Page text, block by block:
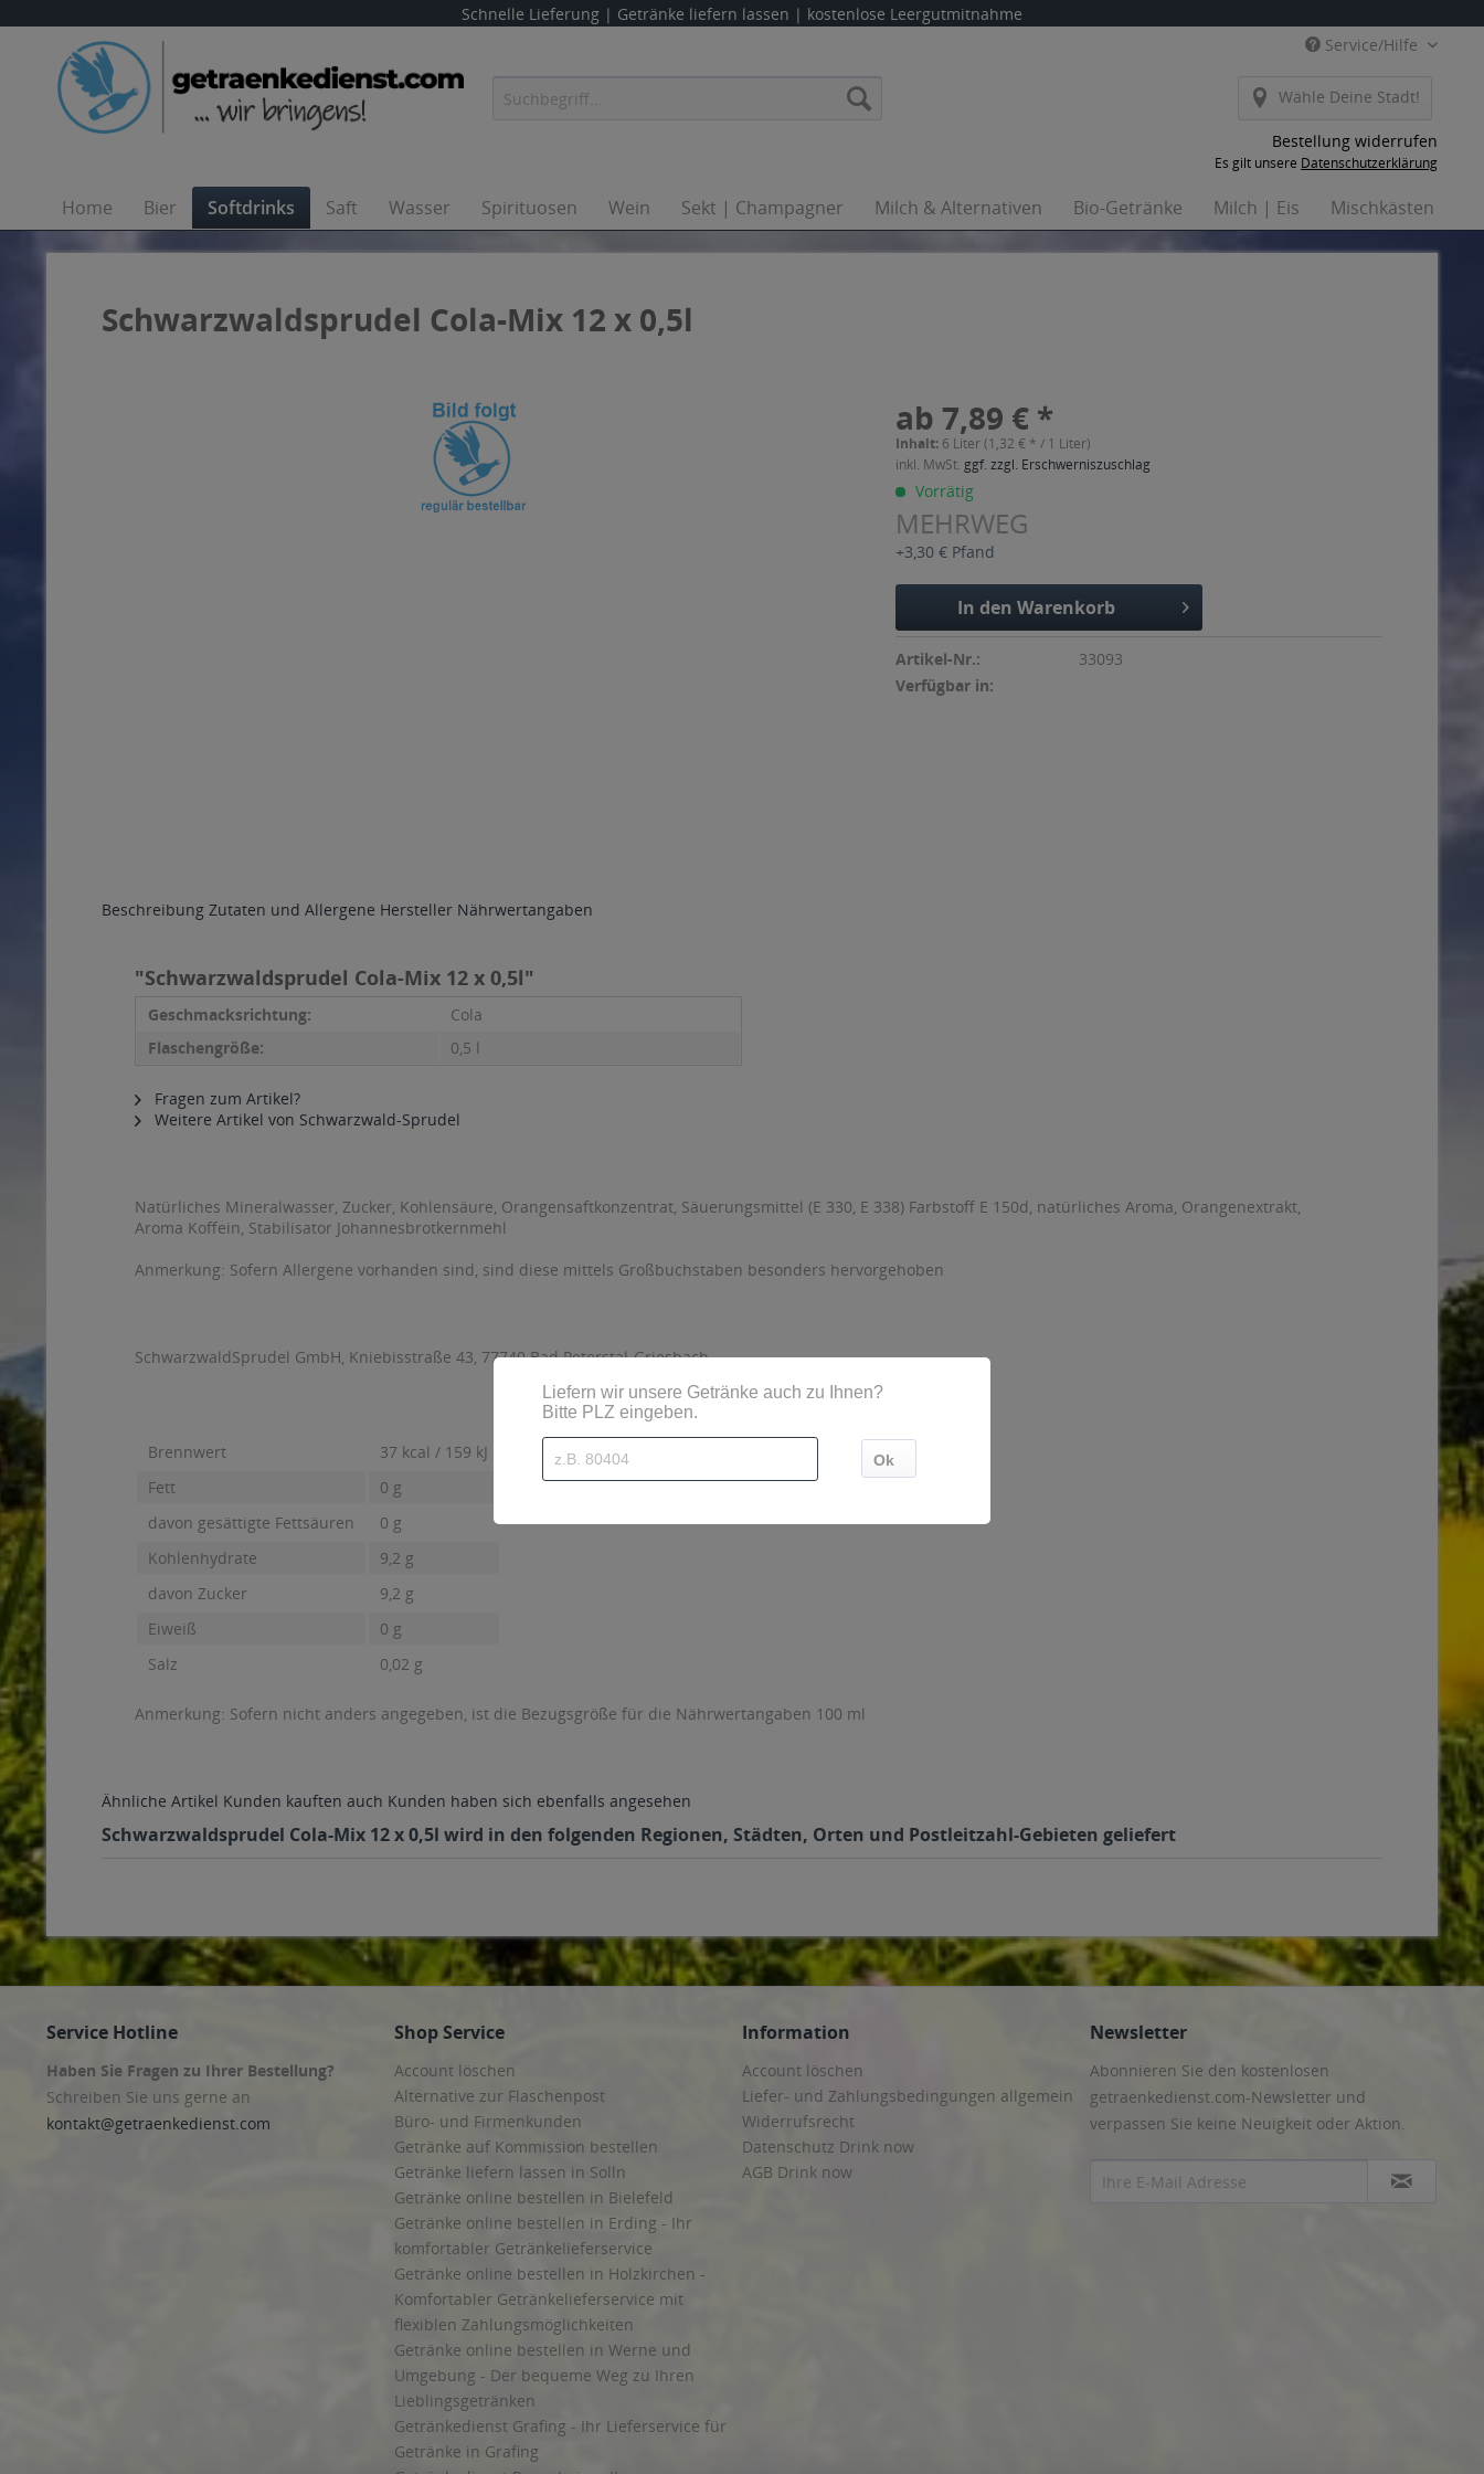
Schnelle Lieferung | Getränke liefern lassen | kostenlose Leergutmitnahme
Service/Hilfe
Wähle Deine Stadt!
Bestellung widerrufen
Es gilt unsere Datenschutzerklärung
Home Bier Softdrinks Saft Wasser Spirituosen Wein Sekt | Champagner Milch & Alternativen Bio-Getränke Milch | Eis Mischkästen
Schwarzwaldsprudel Cola-Mix 12 x 0,5l
ab 7,89 € *
Inhalt: 6 Liter (1,32 € * / 1 Liter)
inkl. MwSt. ggf. zzgl. Erschwerniszuschlag
Vorrätig
MEHRWEG
+3,30 € Pfand
In den Warenkorb
Artikel-Nr.:
33093
Verfügbar in:
Beschreibung Zutaten und Allergene Hersteller Nährwertangaben
"Schwarzwaldsprudel Cola-Mix 12 x 0,5l"
Geschmacksrichtung:
Cola
Flaschengröße:
0,5 l
Fragen zum Artikel?
Weitere Artikel von Schwarzwald-Sprudel
Natürliches Mineralwasser, Zucker, Kohlensäure, Orangensaftkonzentrat, Säuerungsmittel (E 330, E 338) Farbstoff E 150d, natürliches Aroma, Orangenextrakt,
Aroma Koffein, Stabilisator Johannesbrotkernmehl
Anmerkung: Sofern Allergene vorhanden sind, sind diese mittels Großbuchstaben besonders hervorgehoben
SchwarzwaldSprudel GmbH, Kniebisstraße 43, 77740 Bad Peterstal-Griesbach
Brennwert
37 kcal / 159 kJ
Fett
0 g
davon gesättigte Fettsäuren
0 g
Kohlenhydrate
9,2 g
davon Zucker
9,2 g
Eiweiß
0 g
Salz
0,02 g
Anmerkung: Sofern nicht anders angegeben, ist die Bezugsgröße für die Nährwertangaben 100 ml
Ähnliche Artikel Kunden kauften auch Kunden haben sich ebenfalls angesehen
Schwarzwaldsprudel Cola-Mix 12 x 0,5l wird in den folgenden Regionen, Städten, Orten und Postleitzahl-Gebieten geliefert
Service Hotline
Haben Sie Fragen zu Ihrer Bestellung?
Schreiben Sie uns gerne an
kontakt@getraenkedienst.com
Shop Service
Account löschen
Alternative zur Flaschenpost
Büro- und Firmenkunden
Getränke auf Kommission bestellen
Getränke liefern lassen in Solln
Getränke online bestellen in Bielefeld
Getränke online bestellen in Erding - Ihr
komfortabler Getränkelieferservice
Getränke online bestellen in Holzkirchen -
Komfortabler Getränkelieferservice mit
flexiblen Zahlungsmöglichkeiten
Getränke online bestellen in Werne und
Umgebung - Der bequeme Weg zu Ihren
Lieblingsgetränken
Getränkedienst Grafing - Ihr Lieferservice für
Getränke in Grafing
Information
Account löschen
Liefer- und Zahlungsbedingungen allgemein
Widerrufsrecht
Datenschutz Drink now
AGB Drink now
Newsletter
Abonnieren Sie den kostenlosen
getraenkedienst.com-Newsletter und
verpassen Sie keine Neuigkeit oder Aktion.